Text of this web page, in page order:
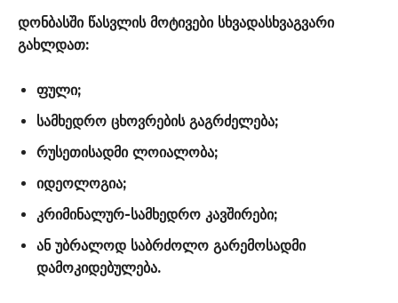
დონბასში წასვლის მოტივები სხვადასხვაგვარი
გახლდათ:
ფული;
სამხედრო ცხოვრების გაგრძელება;
რუსეთისადმი ლოიალობა;
იდეოლოგია;
კრიმინალურ-სამხედრო კავშირები;
ან უბრალოდ საბრძოლო გარემოსადმი
დამოკიდებულება.